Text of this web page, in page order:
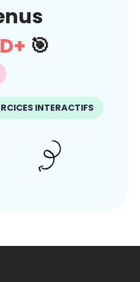
🎯
INTERACTIFS